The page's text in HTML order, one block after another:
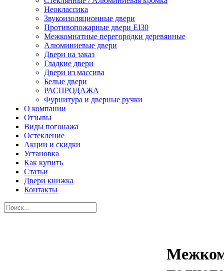
Неоклассика
Звукоизоляционные двери
Противопожарные двери EI30
Межкомнатные перегородки деревянные
Алюминиевые двери
Двери на заказ
Гладкие двери
Двери из массива
Белые двери
РАСПРОДАЖА
Фурнитура и дверные ручки
О компании
Отзывы
Виды погонажа
Остекление
Акции и скидки
Установка
Как купить
Статьи
Двери книжка
Контакты